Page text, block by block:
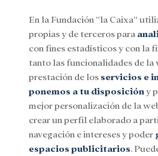
Menu
SocialInvestigación y becas
En la Fundación ”la Caixa”
propias y de terceros para
con fines estadísticos y con la
tanto las funcionalidades de la
prestación de los servicios e
ponemos a tu disposición y
mejor personalización de la
crear un perfil elaborado a
navegación e intereses y poder
espacios publicitarios.